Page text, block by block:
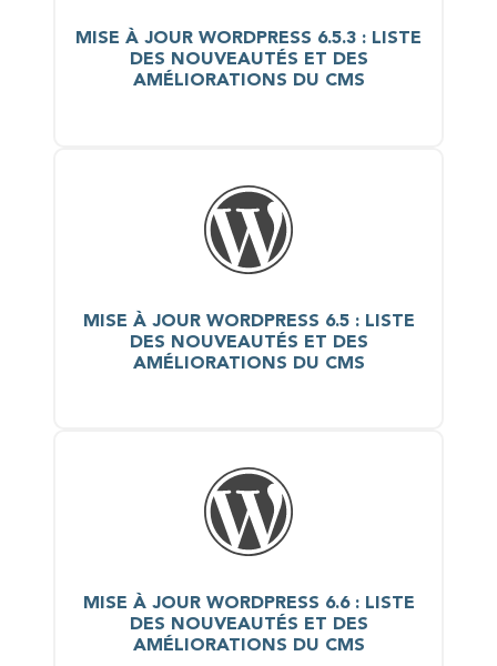
MISE À JOUR WORDPRESS 6.5.3 : LISTE
DES NOUVEAUTÉS ET DES
AMÉLIORATIONS DU CMS
MISE À JOUR WORDPRESS 6.5 : LISTE
DES NOUVEAUTÉS ET DES
AMÉLIORATIONS DU CMS
MISE À JOUR WORDPRESS 6.6 : LISTE
DES NOUVEAUTÉS ET DES
AMÉLIORATIONS DU CMS